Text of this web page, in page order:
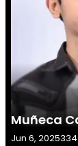
Muñeca
Jun 6, 2025